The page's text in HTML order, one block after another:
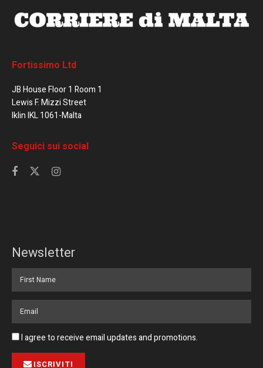
Fortissimo Ltd
JB House Floor 1 Room 1
Lewis F. Mizzi Street
Iklin IKL 1061-Malta
Seguici sui social
Newsletter
I agree to receive email updates and promotions.
ISCRIVITI